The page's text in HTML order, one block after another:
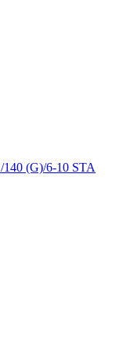
140 (G)/6-10 STA